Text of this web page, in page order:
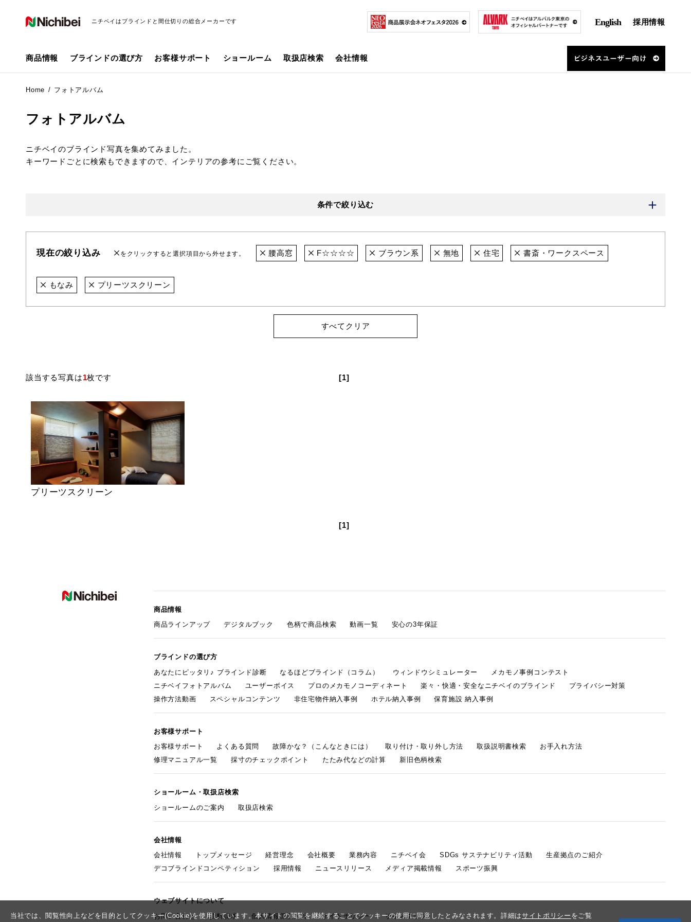
当社では、閲覧性向上などを目的としてクッキー(Cookie)を使用しています。本サイトの閲覧を継続することでクッキーの使用に同意したとみなされます。詳細はサイトポリシー をご覧
ニチベイはブラインドと間仕切りの総合メーカーです English 採用情報
商品情報 ブラインドの選び方 お客様サポート ショールーム 取扱店検索 会社情報
Home フォトアルバム
フォトアルバム
ニチベイのブラインド写真を集めてみました。
キーワードごとに検索もできますので、インテリアの参考にご覧ください。
条件で絞り込む
現在の絞り込み をクリックすると選択項目から外せます。 腰高窓 F☆☆☆☆ ブラウン系 無地 住宅 書斎・ワークスペース
もなみ プリーツスクリーン
すべてクリア
該当する写真は1枚です [1]
プリーツスクリーン
[1]
商品情報
商品ラインアップ
デジタルブック 色柄で商品検索 動画一覧 安心の3年保証
ブラインドの選び方
あなたにピッタリ♪ ブラインド診断
なるほどブラインド（コラム） ウィンドウシミュレーター
メカモノ事例コンテスト
ニチベイフォトアルバム
ユーザーボイス プロのメカモノコーディネート 楽々・快適・安全なニチベイのブラインド
プライバシー対策
操作方法動画
スペシャルコンテンツ 非住宅物件納入事例 ホテル納入事例 保育施設 納入事例
お客様サポート
お客様サポート
よくある質問 故障かな？（こんなときには） 取り付け・取り外し方法 取扱説明書検索
お手入れ方法
修理マニュアル一覧
採寸のチェックポイント たたみ代などの計算 新旧色柄検索
ショールーム・取扱店検索
ショールームのご案内
取扱店検索
会社情報
会社情報
トップメッセージ 経営理念 会社概要 業務内容 ニチベイ会 SDGs サステナビリティ活動
生産拠点のご紹介
デコブラインドコンペティション
採用情報 ニュースリリース メディア掲載情報 スポーツ振興
ウェブサイトについて
お問い合わせ
資料請求 個人情報保護方針 サイトポリシー サイトマップ